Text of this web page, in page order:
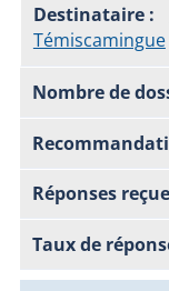
Témiscamingue